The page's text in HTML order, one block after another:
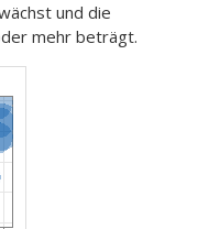
und die
mehr beträgt.